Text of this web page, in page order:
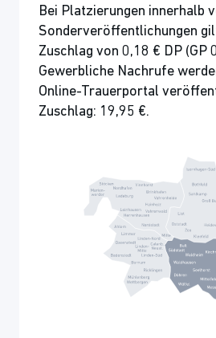
Bei Platzierungen innerhalb
Sonderveröffentlichungen
Zuschlag von 0,18 € DP (GP
Gewerbliche Nachrufe
Online-Trauerportal
Zuschlag: 19,95 €.